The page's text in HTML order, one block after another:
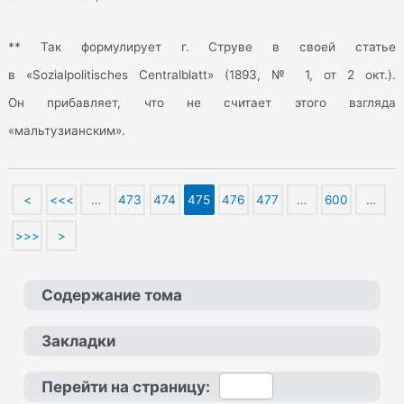
** Так формулирует г. Струве в своей статье
в «Sozialpolitisches Centralblatt» (1893, № 1, от 2 окт.).
Он прибавляет, что не считает этого взгляда
«мальтузианским».
< <<< … 473 474 475 476 477 … 600 …
>>> >
Содержание тома
Закладки
Перейти на страницу: